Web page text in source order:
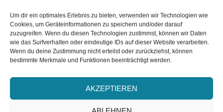
Um dir ein optimales Erlebnis zu bieten, verwenden wir Technologien wie
Cookies, um Geräteinformationen zu speichern und/oder darauf
zuzugreifen. Wenn du diesen Technologien zustimmst, können wir Daten
wie das Surfverhalten oder eindeutige IDs auf dieser Website verarbeiten.
Wenn du deine Zustimmung nicht erteilst oder zurückziehst, können
bestimmte Merkmale und Funktionen beeinträchtigt werden.
AKZEPTIEREN
Büchertreff
Books and Phobia
EU-Cookie-Richtlinie